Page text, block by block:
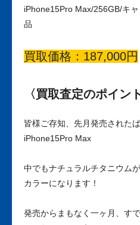
iPhone15Pro Max/256GB/キ
品
買取価格：187,000円
〈買取査定のポイント
皆様ご存知、先月発売された
iPhone15Pro Max
中でもナチュラルチタニウム
カラーになります！
発売からまもなく一ヶ月、す